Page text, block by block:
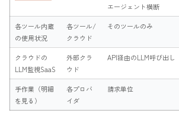
エージェント横断
各ツール内蔵
の使用状況
各ツール/
クラウド
そのツールのみ
クラウドの
LLM監視SaaS
外部クラ
ウド
API経由のLLM呼び出し
手作業（明細
を見る）
各プロバ
イダ
請求単位